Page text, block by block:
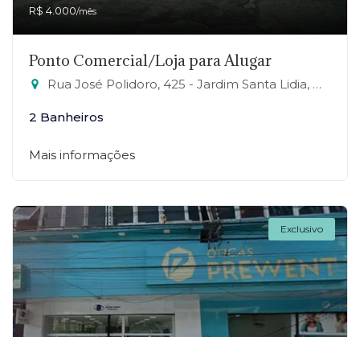
R$ 4.000/mês
Ponto Comercial/Loja para Alugar
Rua José Polidoro, 425 - Jardim Santa Lidia, Mauá-SP
2 Banheiros
Mais informações
Exclusivo